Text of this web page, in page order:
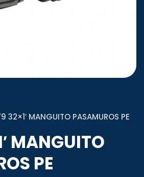
32×1′ MANGUITO PASAMUROS PE
MANGUITO
PE